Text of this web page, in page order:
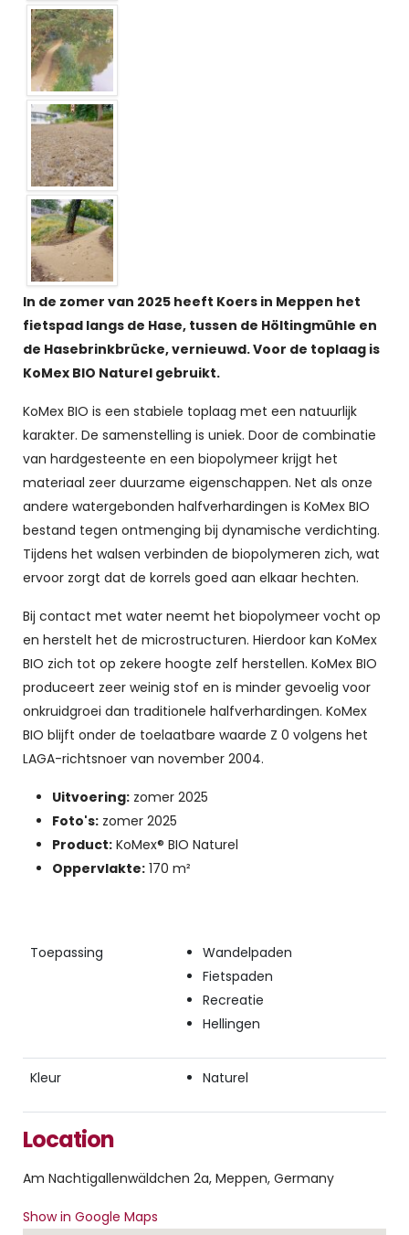
In de zomer van 2025 heeft Koers in Meppen het
fietspad langs de Hase, tussen de Höltingmühle en
de Hasebrinkbrücke, vernieuwd. Voor de toplaag is
KoMex BIO Naturel gebruikt.
KoMex BIO is een stabiele toplaag met een natuurlijk
karakter. De samenstelling is uniek. Door de combinatie
van hardgesteente en een biopolymeer krijgt het
materiaal zeer duurzame eigenschappen. Net als onze
andere watergebonden halfverhardingen is KoMex BIO
bestand tegen ontmenging bij dynamische verdichting.
Tijdens het walsen verbinden de biopolymeren zich, wat
ervoor zorgt dat de korrels goed aan elkaar hechten.
Bij contact met water neemt het biopolymeer vocht op
en herstelt het de microstructuren. Hierdoor kan KoMex
BIO zich tot op zekere hoogte zelf herstellen. KoMex BIO
produceert zeer weinig stof en is minder gevoelig voor
onkruidgroei dan traditionele halfverhardingen. KoMex
BIO blijft onder de toelaatbare waarde Z 0 volgens het
LAGA-richtsnoer van november 2004.
Uitvoering: zomer 2025
Foto's: zomer 2025
Product: KoMex® BIO Naturel
Oppervlakte: 170 m²
Toepassing
Wandelpaden
Fietspaden
Recreatie
Hellingen
Kleur Naturel
Location
Am Nachtigallenwäldchen 2a, Meppen, Germany
Show in Google Maps